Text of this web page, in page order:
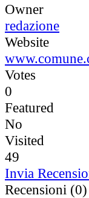
Owner
redazione
Website
Votes
0
Featured
No
Visited
49
Invia
Recensioni (0)